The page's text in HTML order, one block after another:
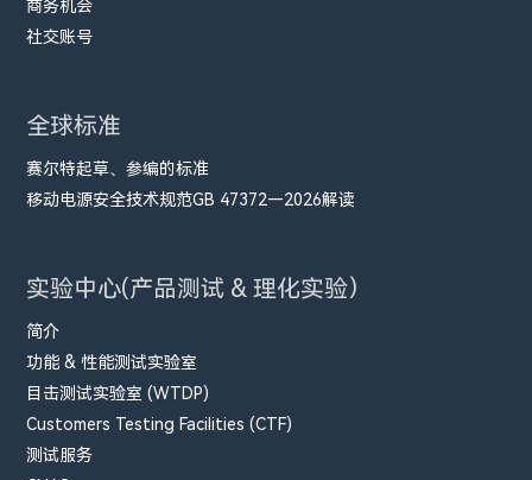
商务机会
社交账号
全球标准
赛尔特起草、参编的标准
移动电源安全技术规范GB 47372—2026解读
实验中心(产品测试 & 理化实验）
简介
功能 & 性能测试实验室
目击测试实验室 (WTDP)
Customers Testing Facilities (CTF)
测试服务